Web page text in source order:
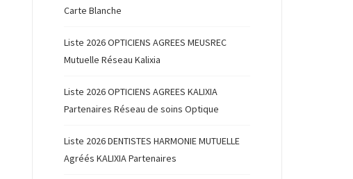
Carte Blanche
Liste 2026 OPTICIENS AGREES MEUSREC
Mutuelle Réseau Kalixia
Liste 2026 OPTICIENS AGREES KALIXIA
Partenaires Réseau de soins Optique
Liste 2026 DENTISTES HARMONIE MUTUELLE
Agréés KALIXIA Partenaires